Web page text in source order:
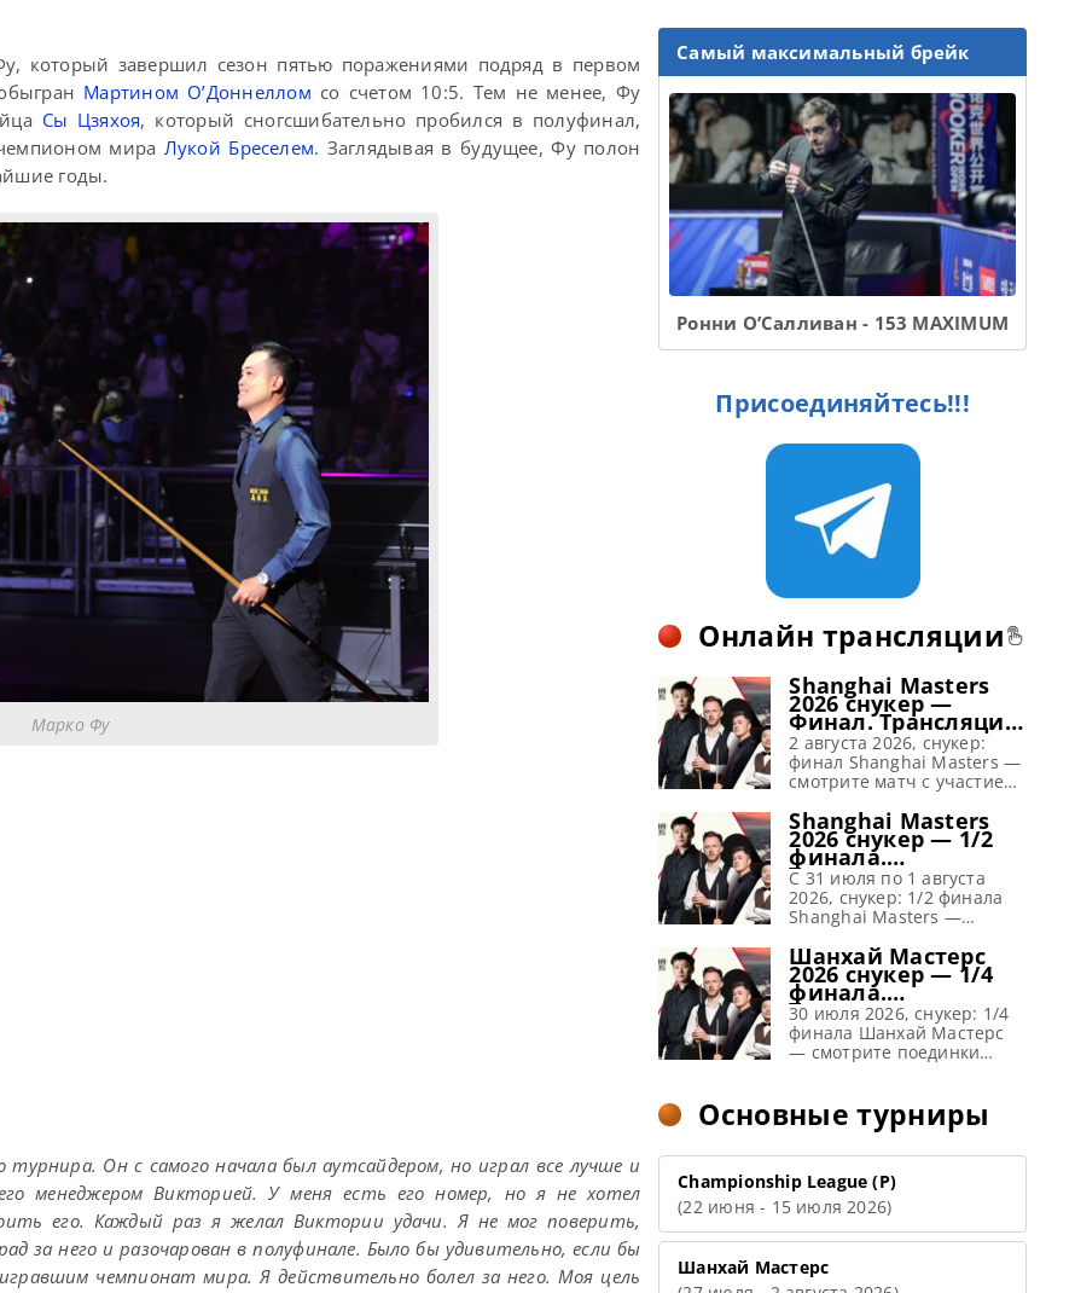
который завершил сезон пятью поражениями подряд в первом
Мартином О’Доннеллом со счетом 10:5. Тем не менее, Фу
Сы Цзяхоя, который сногсшибательно пробился в полуфинал,
мира Лукой Бреселем. Заглядывая в будущее, Фу полон
годы.
Марко Фу
Он с самого начала был аутсайдером, но играл все лучше и
менеджером Викторией. У меня есть его номер, но я не хотел
его. Каждый раз я желал Виктории удачи. Я не мог поверить,
за него и разочарован в полуфинале. Было бы удивительно, если бы
чемпионат мира. Я действительно болел за него. Моя цель
Самый максимальный брейк
Ронни О’Салливан - 153 MAXIMUM
Присоединяйтесь!!!
Онлайн трансляции
Shanghai Masters
2026 снукер —
Финал. Трансляции
расписание
2 августа 2026, снукер:
финал Shanghai Masters —
смотрите матч с участием
Трампа. Пригласительный,
Шанхай, Китай
Предыдущий чемпион:
Кайрен Уилсон Финал
Shanghai Masters 2026:
снукер — расписание
Шанхай Мастерс 2026
(Live) Смотреть сегодня
прямые трансляции
финала пригласительного
турнира Shanghai Masters
по снукеру вы можете на
Shanghai Masters
2026 снукер — 1/2
финала.
Трансляции
расписание
C 31 июля по 1 августа
2026, снукер: 1/2 финала
Shanghai Masters —
Чжао Синьтун, Кайрен
Уилсон, Джадд Трамп, У
Ицзэ и другие.
Пригласительный,
Шанхай, Китай
Предыдущий чемпион:
снукер — расписание
прямых трансляций Матчи
прямые трансляции 1/2
финала пригласительного
[…]
Шанхай Мастерс
2026 снукер — 1/4
финала.
Трансляции,
расписание
30 июля 2026, снукер: 1/4
финала Шанхай Мастерс
— смотрите поединки
и другие.
Пригласительный,
Кайрен Уилсон 1/4 финала
Шанхай Мастерс 2026:
снукер — расписание
прямых трансляций
Shanghai Masters 2026
(Live) Смотреть сегодня
Основные турниры
Championship League (Р)
(22 июня - 15 июля 2026)
Шанхай Мастерс